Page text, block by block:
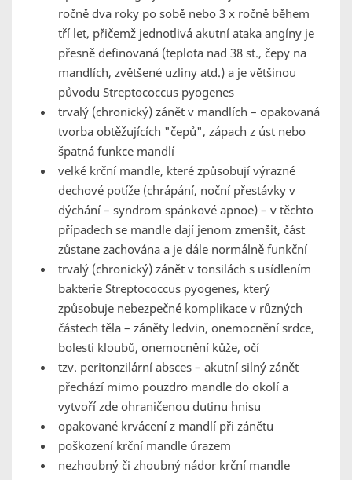
ročně dva roky po sobě nebo 3 x ročně během
tří let, přičemž jednotlivá akutní ataka angíny je
přesně definovaná (teplota nad 38 st., čepy na
mandlích, zvětšené uzliny atd.) a je většinou
původu Streptococcus pyogenes
trvalý (chronický) zánět v mandlích – opakovaná
tvorba obtěžujících "čepů", zápach z úst nebo
špatná funkce mandlí
velké krční mandle, které způsobují výrazné
dechové potíže (chrápání, noční přestávky v
dýchání – syndrom spánkové apnoe) – v těchto
případech se mandle dají jenom zmenšit, část
zůstane zachována a je dále normálně funkční
trvalý (chronický) zánět v tonsilách s usídlením
bakterie Streptococcus pyogenes, který
způsobuje nebezpečné komplikace v různých
částech těla – záněty ledvin, onemocnění srdce,
bolesti kloubů, onemocnění kůže, očí
tzv. peritonzilární absces – akutní silný zánět
přechází mimo pouzdro mandle do okolí a
vytvoří zde ohraničenou dutinu hnisu
opakované krvácení z mandlí při zánětu
poškození krční mandle úrazem
nezhoubný či zhoubný nádor krční mandle